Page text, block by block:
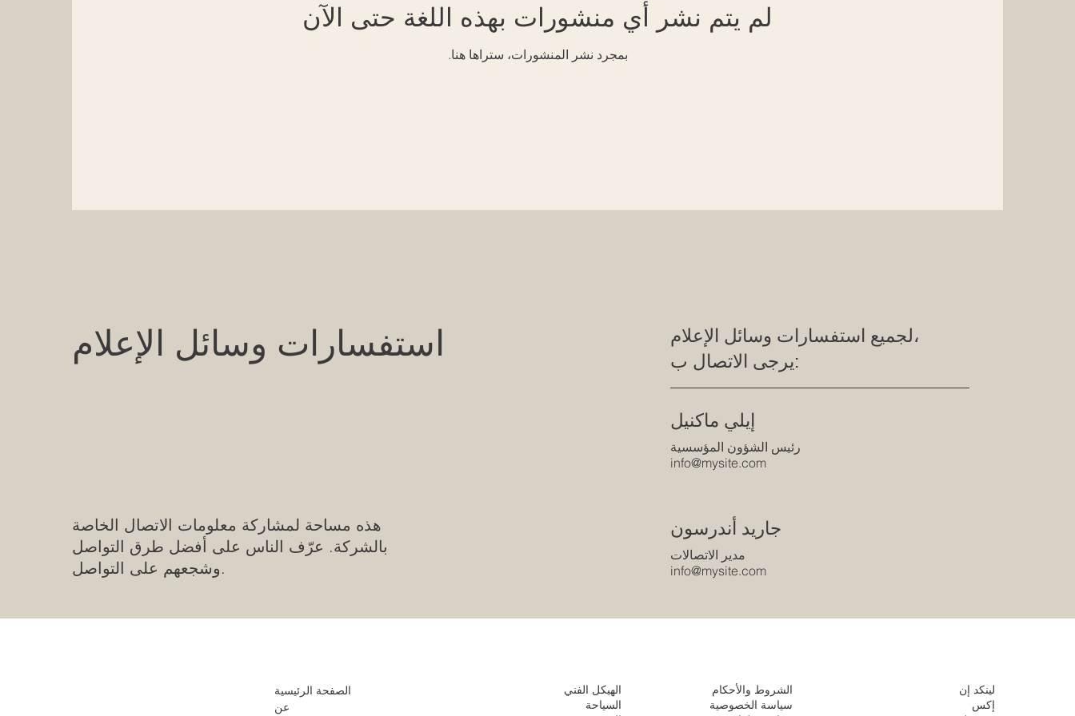
لم يتم نشر أي منشورات بهذه اللغة حتى الآن
بمجرد نشر المنشورات، ستراها هنا.
استفسارات وسائل الإعلام
هذه مساحة لمشاركة معلومات الاتصال الخاصة
بالشركة. عرّف الناس على أفضل طرق التواصل
وشجعهم على التواصل.
لجميع استفسارات وسائل الإعلام،
يرجى الاتصال ب:
إيلي ماكنيل
رئيس الشؤون المؤسسية
info@mysite.com
جاريد أندرسون
مدير الاتصالات
info@mysite.com
الصفحة الرئيسية
عن
الهيكل الفني
السياحة
الشروط والأحكام
سياسة الخصوصية
لينكد إن
إكس